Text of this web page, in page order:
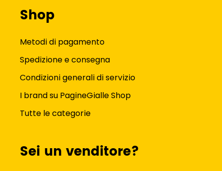
Shop
Metodi di pagamento
Spedizione e consegna
Condizioni generali di servizio
I brand su PagineGialle Shop
Tutte le categorie
Sei un venditore?